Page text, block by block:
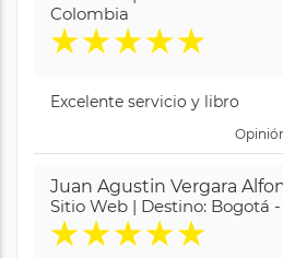
Colombia
★★★★★
Excelente servicio y libro
Juan Agustin Vergara
Sitio Web | Destino: Bogotá
★★★★★